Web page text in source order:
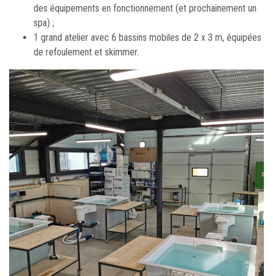
des équipements en fonctionnement (et prochainement un
spa) ;
1 grand atelier avec 6 bassins mobiles de 2 x 3 m, équipées
de refoulement et skimmer.